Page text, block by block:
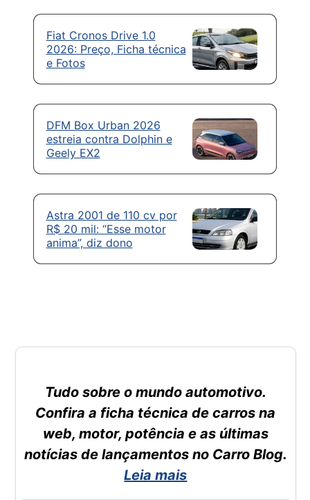
Fiat Cronos Drive 1.0
2026: Preço, Ficha técnica
e Fotos
DFM Box Urban 2026
estreia contra Dolphin e
Geely EX2
Astra 2001 de 110 cv por
R$ 20 mil: “Esse motor
anima”, diz dono
Tudo sobre o mundo automotivo.
Confira a ficha técnica de carros na
web, motor, potência e as últimas
notícias de lançamentos no Carro Blog.
Leia mais